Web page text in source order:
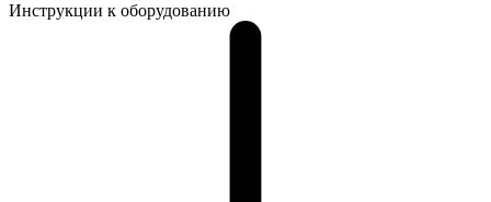
Инструкции к оборудованию